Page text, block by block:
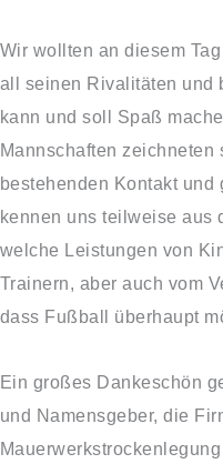
Wir wollten an diesem
all seinen Rivalitäten und
kann und soll Spaß
Mannschaften
bestehenden Kontakt
kennen uns teilweise aus
welche Leistungen von
Trainern, aber auch vom
dass Fußball überhaupt
Ein großes Dankeschön
und Namensgeber, die